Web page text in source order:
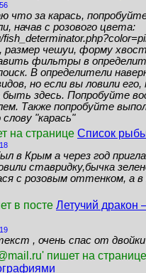
что за карась,
начав с розового цвета:
чешуи, форму
фильтры в
В определители
но если вы ловили
быть здесь. Попробуйте
Также попробуйте
"карась"
на странице Список
в Крым а через год
ставридку,бычка
с розовым оттенком, а в
в посте Летучий дракон
, очень спас от двойки
пишет на странице